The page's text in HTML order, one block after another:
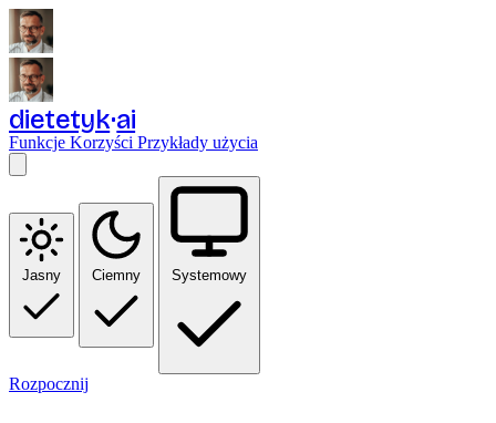
dietetyk ai
Funkcje Korzyści Przykłady użycia
Jasny Ciemny Systemowy
Rozpocznij